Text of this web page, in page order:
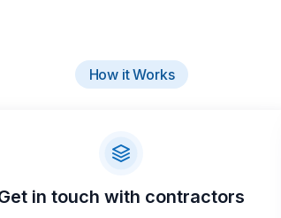
How it Works
in touch with contractors